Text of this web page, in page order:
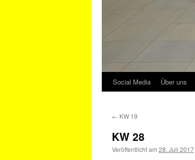
Social Media Über uns
← KW 19
KW 28
Veröffentlicht am 28. Juli 2017